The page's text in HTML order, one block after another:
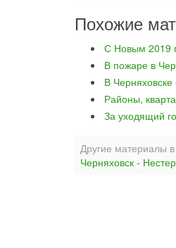
Похожие
С Новым 2019
В пожаре в
В Черняховске
Районы,
За уходящий
Другие материалы в
Черняховск -